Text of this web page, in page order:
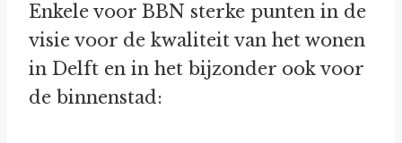
Enkele voor BBN sterke punten in de
visie voor de kwaliteit van het wonen
in Delft en in het bijzonder ook voor
de binnenstad: